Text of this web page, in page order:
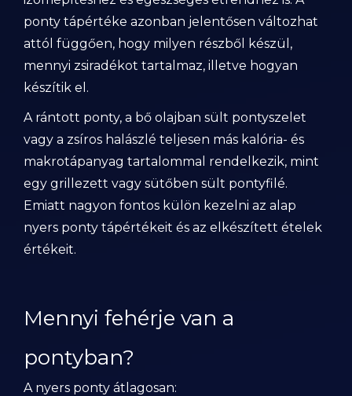
ponty tápértéke azonban jelentősen változhat
attól függően, hogy milyen részből készül,
mennyi zsiradékot tartalmaz, illetve hogyan
készítik el.
A rántott ponty, a bő olajban sült pontyszelet
vagy a zsíros halászlé teljesen más kalória- és
makrotápanyag tartalommal rendelkezik, mint
egy grillezett vagy sütőben sült pontyfilé.
Emiatt nagyon fontos külön kezelni az alap
nyers ponty tápértékeit és az elkészített ételek
értékeit.
Mennyi fehérje van a
pontyban?
A nyers ponty átlagosan: